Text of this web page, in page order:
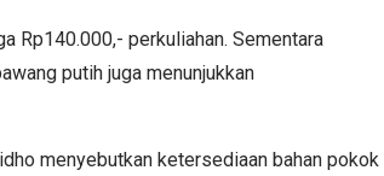
Rp140.000,- perkuliahan. Sementara
putih juga menunjukkan
menyebutkan ketersediaan bahan pokok